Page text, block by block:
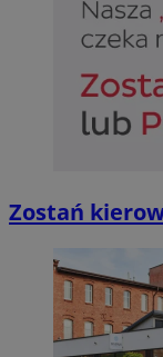
Zostań
takich
można
Nazwa
SessID